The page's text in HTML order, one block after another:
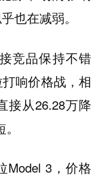
也在减弱。
竞品保持不错
响价格战，相
接从26.28万降
Model 3，价格